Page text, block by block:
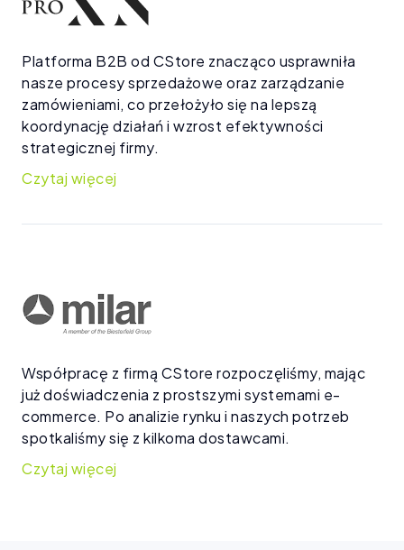
Platforma B2B od CStore znacząco usprawniła
nasze procesy sprzedażowe oraz zarządzanie
zamówieniami, co przełożyło się na lepszą
koordynację działań i wzrost efektywności
strategicznej firmy.
Współpracę z firmą CStore rozpoczęliśmy, mając
już doświadczenia z prostszymi systemami e-
commerce. Po analizie rynku i naszych potrzeb
spotkaliśmy się z kilkoma dostawcami.